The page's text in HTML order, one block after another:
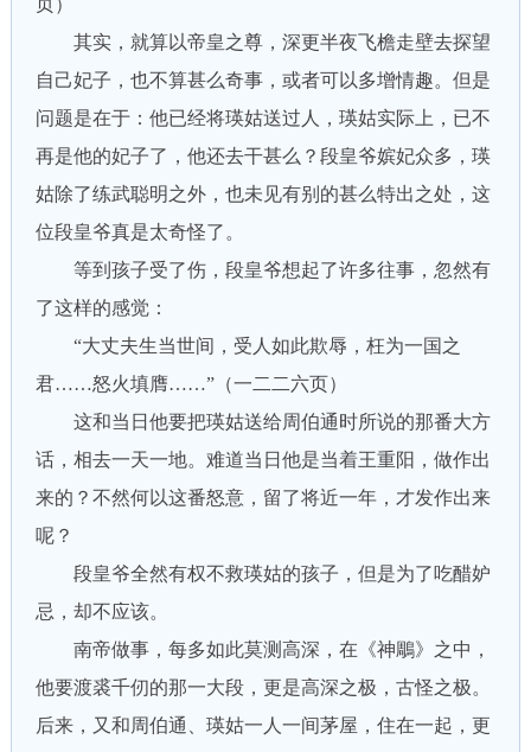
页）
其实，就算以帝皇之尊，深更半夜飞檐走壁去探望
自己妃子，也不算甚么奇事，或者可以多增情趣。但是
问题是在于：他已经将瑛姑送过人，瑛姑实际上，已不
再是他的妃子了，他还去干甚么？段皇爷嫔妃众多，瑛
姑除了练武聪明之外，也未见有别的甚么特出之处，这
位段皇爷真是太奇怪了。
等到孩子受了伤，段皇爷想起了许多往事，忽然有
了这样的感觉：
“大丈夫生当世间，受人如此欺辱，枉为一国之
君……怒火填膺……”（一二二六页）
这和当日他要把瑛姑送给周伯通时所说的那番大方
话，相去一天一地。难道当日他是当着王重阳，做作出
来的？不然何以这番怒意，留了将近一年，才发作出来
呢？
段皇爷全然有权不救瑛姑的孩子，但是为了吃醋妒
忌，却不应该。
南帝做事，每多如此莫测高深，在《神鵰》之中，
他要渡裘千仞的那一大段，更是高深之极，古怪之极。
后来，又和周伯通、瑛姑一人一间茅屋，住在一起，更